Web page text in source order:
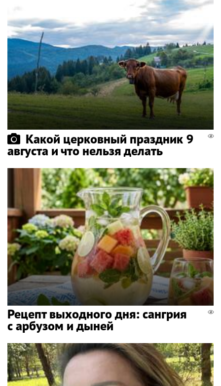
Какой церковный праздник 9
августа и что нельзя делать
Рецепт выходного дня: сангрия
с арбузом и дыней